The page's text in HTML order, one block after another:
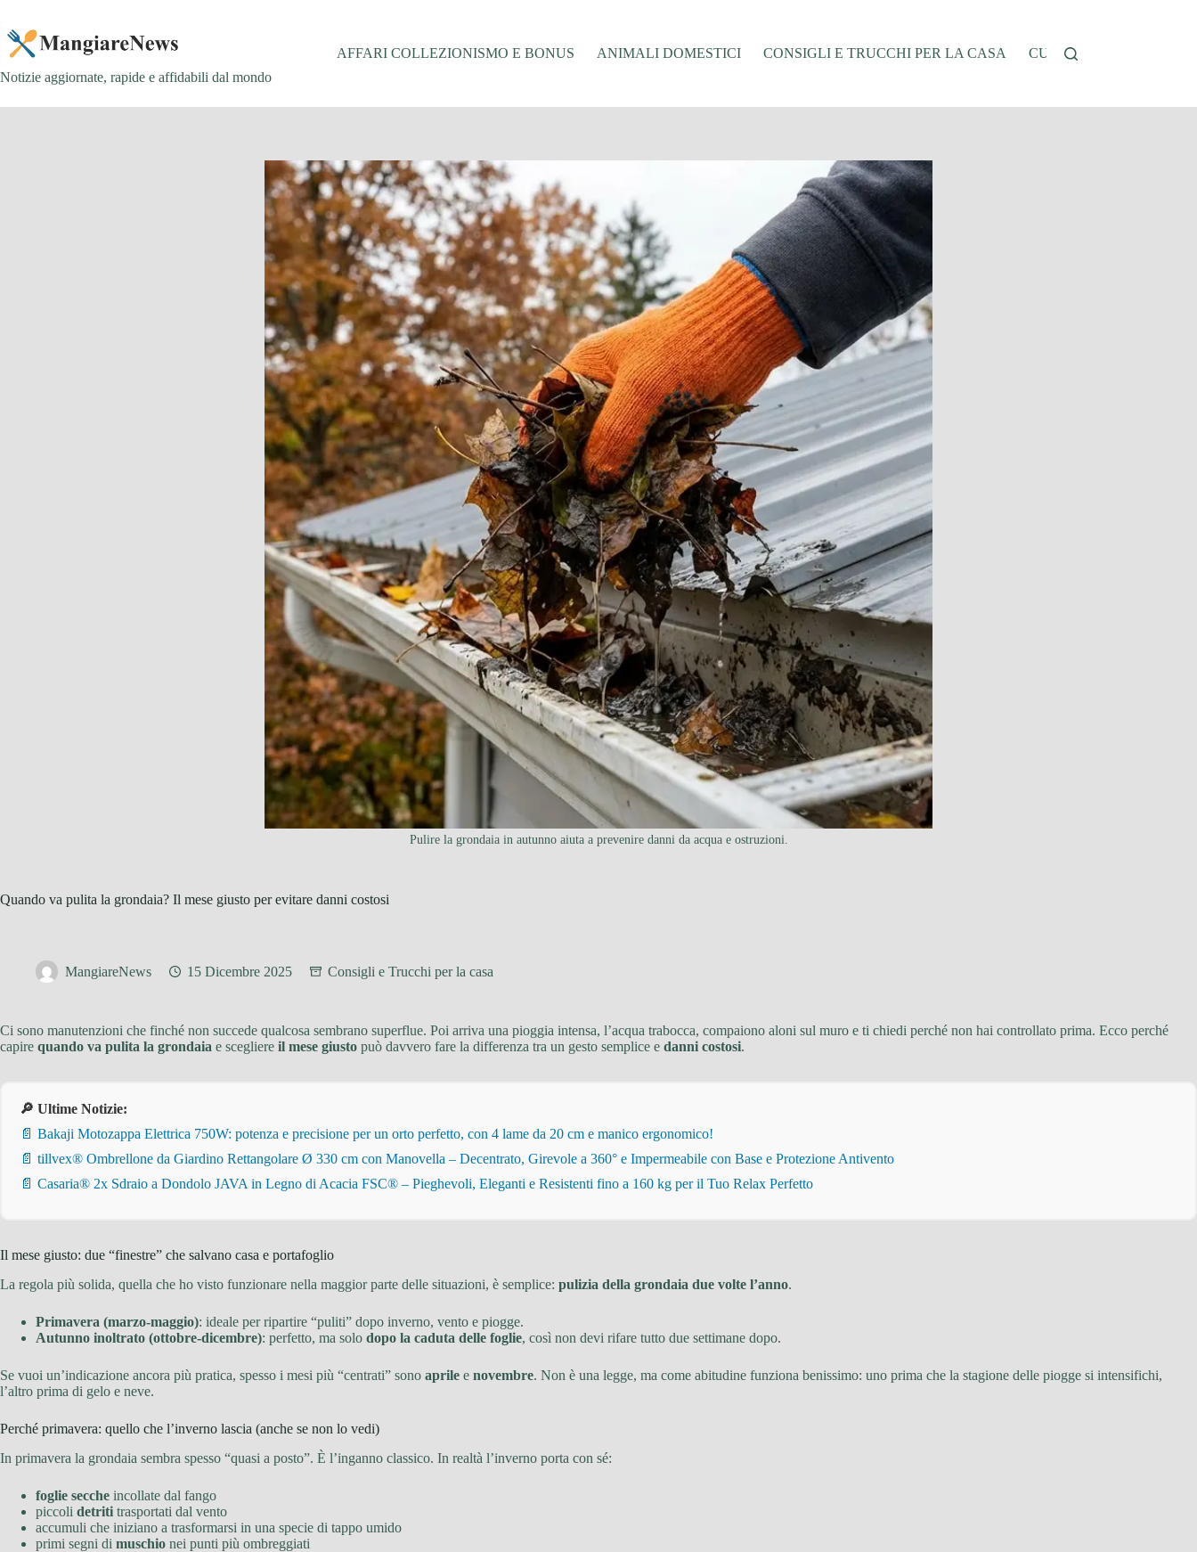
contenuto
Notizie aggiornate, rapide e affidabili dal mondo
AFFARI COLLEZIONISMO E BONUS ANIMALI DOMESTICI CONSIGLI E TRUCCHI PER LA CASA CUCINA E RICETTE
Pulire la grondaia in autunno aiuta a prevenire danni da acqua e ostruzioni.
Quando va pulita la grondaia? Il mese giusto per evitare danni costosi
MangiareNews 15 Dicembre 2025 Consigli e Trucchi per la casa
Ci sono manutenzioni che finché non succede qualcosa sembrano superflue. Poi arriva una pioggia intensa, l’acqua trabocca, compaiono aloni sul muro e ti chiedi perché non hai controllato prima. Ecco perché
capire quando va pulita la grondaia e scegliere il mese giusto può davvero fare la differenza tra un gesto semplice e danni costosi.
🔎 Ultime Notizie:
📄 Bakaji Motozappa Elettrica 750W: potenza e precisione per un orto perfetto, con 4 lame da 20 cm e manico ergonomico!
📄 tillvex® Ombrellone da Giardino Rettangolare Ø 330 cm con Manovella – Decentrato, Girevole a 360° e Impermeabile con Base e Protezione Antivento
📄 Casaria® 2x Sdraio a Dondolo JAVA in Legno di Acacia FSC® – Pieghevoli, Eleganti e Resistenti fino a 160 kg per il Tuo Relax Perfetto
Il mese giusto: due “finestre” che salvano casa e portafoglio
La regola più solida, quella che ho visto funzionare nella maggior parte delle situazioni, è semplice: pulizia della grondaia due volte l’anno.
Primavera (marzo-maggio): ideale per ripartire “puliti” dopo inverno, vento e piogge.
Autunno inoltrato (ottobre-dicembre): perfetto, ma solo dopo la caduta delle foglie, così non devi rifare tutto due settimane dopo.
Se vuoi un’indicazione ancora più pratica, spesso i mesi più “centrati” sono aprile e novembre. Non è una legge, ma come abitudine funziona benissimo: uno prima che la stagione delle piogge si intensifichi,
l’altro prima di gelo e neve.
Perché primavera: quello che l’inverno lascia (anche se non lo vedi)
In primavera la grondaia sembra spesso “quasi a posto”. È l’inganno classico. In realtà l’inverno porta con sé:
foglie secche incollate dal fango
piccoli detriti trasportati dal vento
accumuli che iniziano a trasformarsi in una specie di tappo umido
primi segni di muschio nei punti più ombreggiati